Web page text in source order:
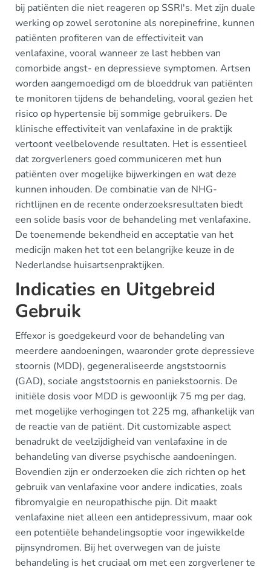
bij patiënten die niet reageren op SSRI's. Met zijn duale
werking op zowel serotonine als norepinefrine, kunnen
patiënten profiteren van de effectiviteit van
venlafaxine, vooral wanneer ze last hebben van
comorbide angst- en depressieve symptomen. Artsen
worden aangemoedigd om de bloeddruk van patiënten
te monitoren tijdens de behandeling, vooral gezien het
risico op hypertensie bij sommige gebruikers. De
klinische effectiviteit van venlafaxine in de praktijk
vertoont veelbelovende resultaten. Het is essentieel
dat zorgverleners goed communiceren met hun
patiënten over mogelijke bijwerkingen en wat deze
kunnen inhouden. De combinatie van de NHG-
richtlijnen en de recente onderzoeksresultaten biedt
een solide basis voor de behandeling met venlafaxine.
De toenemende bekendheid en acceptatie van het
medicijn maken het tot een belangrijke keuze in de
Nederlandse huisartsenpraktijken.
Indicaties en Uitgebreid
Gebruik
Effexor is goedgekeurd voor de behandeling van
meerdere aandoeningen, waaronder grote depressieve
stoornis (MDD), gegeneraliseerde angststoornis
(GAD), sociale angststoornis en paniekstoornis. De
initiële dosis voor MDD is gewoonlijk 75 mg per dag,
met mogelijke verhogingen tot 225 mg, afhankelijk van
de reactie van de patiënt. Dit customizable aspect
benadrukt de veelzijdigheid van venlafaxine in de
behandeling van diverse psychische aandoeningen.
Bovendien zijn er onderzoeken die zich richten op het
gebruik van venlafaxine voor andere indicaties, zoals
fibromyalgie en neuropathische pijn. Dit maakt
venlafaxine niet alleen een antidepressivum, maar ook
een potentiële behandelingsoptie voor ingewikkelde
pijnsyndromen. Bij het overwegen van de juiste
behandeling is het cruciaal om met een zorgverlener te